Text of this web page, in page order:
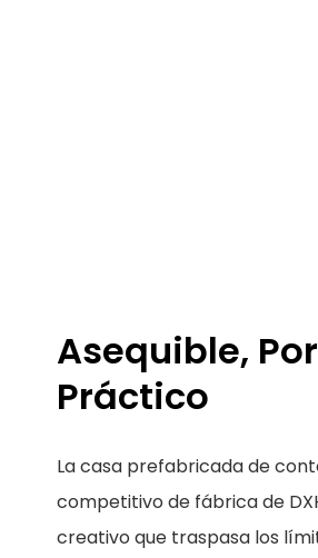
Asequible,
Práctico
La casa prefabricada de
competitivo de fábrica de
creativo que traspasa los